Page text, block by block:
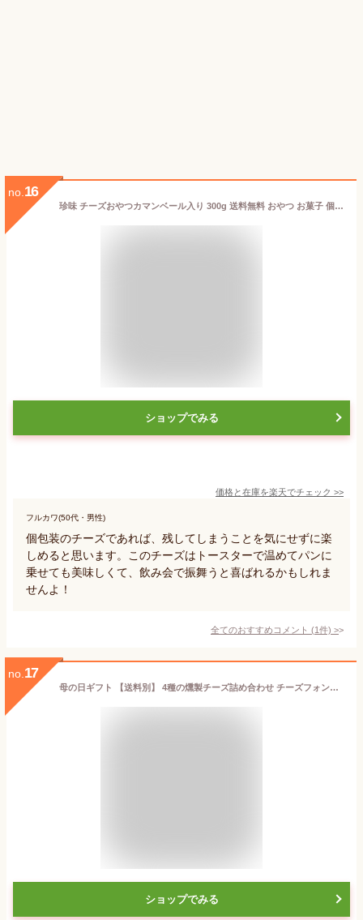
no. 16
珍味 チーズおやつカマンベール入り 300g 送料無料 おやつ お菓子 個包装 チーズ ちーず メール便
ショップでみる
価格と在庫を楽天でチェック >>
フルカワ(50代・男性)
個包装のチーズであれば、残してしまうことを気にせずに楽
しめると思います。このチーズはトースターで温めてパンに
乗せても美味しくて、飲み会で振舞うと喜ばれるかもしれま
せんよ！
全てのおすすめコメント (1件) >
no. 17
母の日ギフト 【送料別】 4種の燻製チーズ詰め合わせ チーズフォンデュ 楽天クチコミNo.1チーズセット 父の日 おつまみ お父さん プレゼント 誕生日 内祝 お返し 贈答 贈り物 お礼 食べ物 食品 出産祝い お取り寄せ 退職祝い 入学祝い 熨斗無料 ギフト 贅沢
ショップでみる